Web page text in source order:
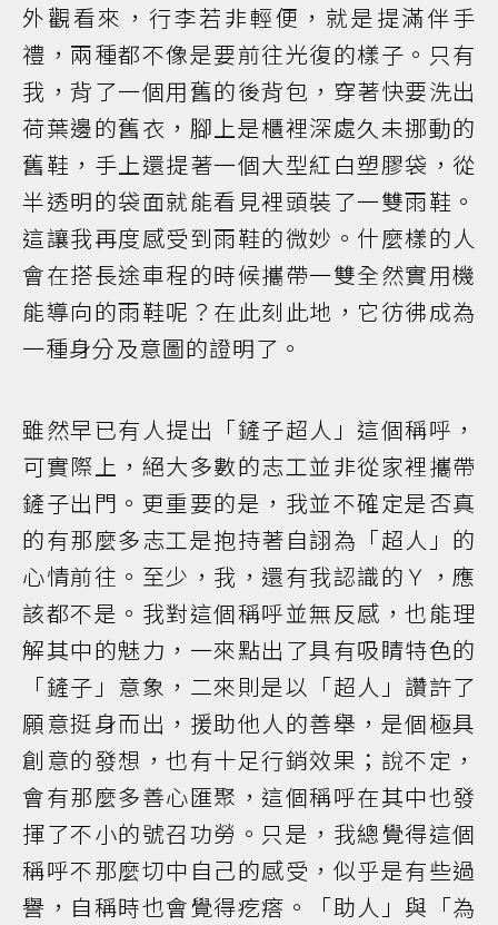
外觀看來，行李若非輕便，就是提滿伴手
禮，兩種都不像是要前往光復的樣子。只有
我，背了一個用舊的後背包，穿著快要洗出
荷葉邊的舊衣，腳上是櫃裡深處久未挪動的
舊鞋，手上還提著一個大型紅白塑膠袋，從
半透明的袋面就能看見裡頭裝了一雙雨鞋。
這讓我再度感受到雨鞋的微妙。什麼樣的人
會在搭長途車程的時候攜帶一雙全然實用機
能導向的雨鞋呢？在此刻此地，它彷彿成為
一種身分及意圖的證明了。
雖然早已有人提出「鏟子超人」這個稱呼，
可實際上，絕大多數的志工並非從家裡攜帶
鏟子出門。更重要的是，我並不確定是否真
的有那麼多志工是抱持著自詡為「超人」的
心情前往。至少，我，還有我認識的Ｙ，應
該都不是。我對這個稱呼並無反感，也能理
解其中的魅力，一來點出了具有吸睛特色的
「鏟子」意象，二來則是以「超人」讚許了
願意挺身而出，援助他人的善舉，是個極具
創意的發想，也有十足行銷效果；說不定，
會有那麼多善心匯聚，這個稱呼在其中也發
揮了不小的號召功勞。只是，我總覺得這個
稱呼不那麼切中自己的感受，似乎是有些過
譽，自稱時也會覺得疙瘩。「助人」與「為